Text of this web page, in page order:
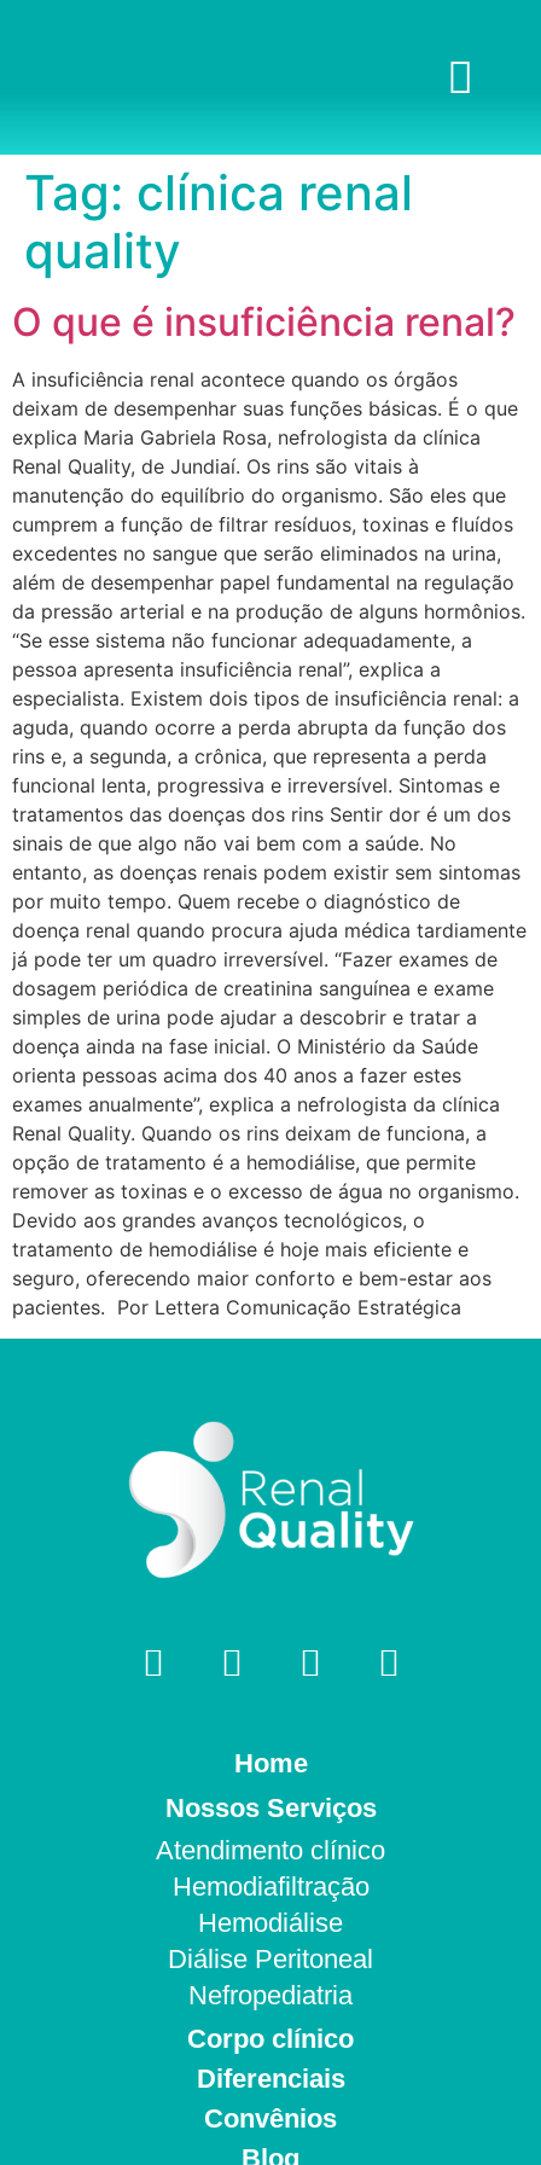
Tag: clínica renal
quality
O que é insuficiência renal?
A insuficiência renal acontece quando os órgãos
deixam de desempenhar suas funções básicas. É o que
explica Maria Gabriela Rosa, nefrologista da clínica
Renal Quality, de Jundiaí. Os rins são vitais à
manutenção do equilíbrio do organismo. São eles que
cumprem a função de filtrar resíduos, toxinas e fluídos
excedentes no sangue que serão eliminados na urina,
além de desempenhar papel fundamental na regulação
da pressão arterial e na produção de alguns hormônios.
“Se esse sistema não funcionar adequadamente, a
pessoa apresenta insuficiência renal”, explica a
especialista. Existem dois tipos de insuficiência renal: a
aguda, quando ocorre a perda abrupta da função dos
rins e, a segunda, a crônica, que representa a perda
funcional lenta, progressiva e irreversível. Sintomas e
tratamentos das doenças dos rins Sentir dor é um dos
sinais de que algo não vai bem com a saúde. No
entanto, as doenças renais podem existir sem sintomas
por muito tempo. Quem recebe o diagnóstico de
doença renal quando procura ajuda médica tardiamente
já pode ter um quadro irreversível. “Fazer exames de
dosagem periódica de creatinina sanguínea e exame
simples de urina pode ajudar a descobrir e tratar a
doença ainda na fase inicial. O Ministério da Saúde
orienta pessoas acima dos 40 anos a fazer estes
exames anualmente”, explica a nefrologista da clínica
Renal Quality. Quando os rins deixam de funciona, a
opção de tratamento é a hemodiálise, que permite
remover as toxinas e o excesso de água no organismo.
Devido aos grandes avanços tecnológicos, o
tratamento de hemodiálise é hoje mais eficiente e
seguro, oferecendo maior conforto e bem-estar aos
pacientes. Por Lettera Comunicação Estratégica
Home
Nossos Serviços
Atendimento clínico
Hemodiafiltração
Hemodiálise
Diálise Peritoneal
Nefropediatria
Corpo clínico
Diferenciais
Convênios
Blog